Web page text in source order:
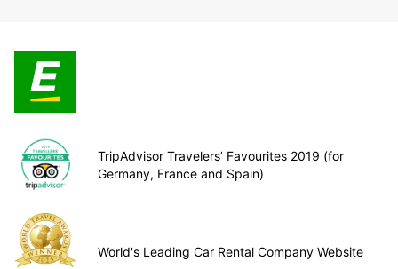
TripAdvisor Travelers’ Favourites 2019 (for
Germany, France and Spain)
World's Leading Car Rental Company Website